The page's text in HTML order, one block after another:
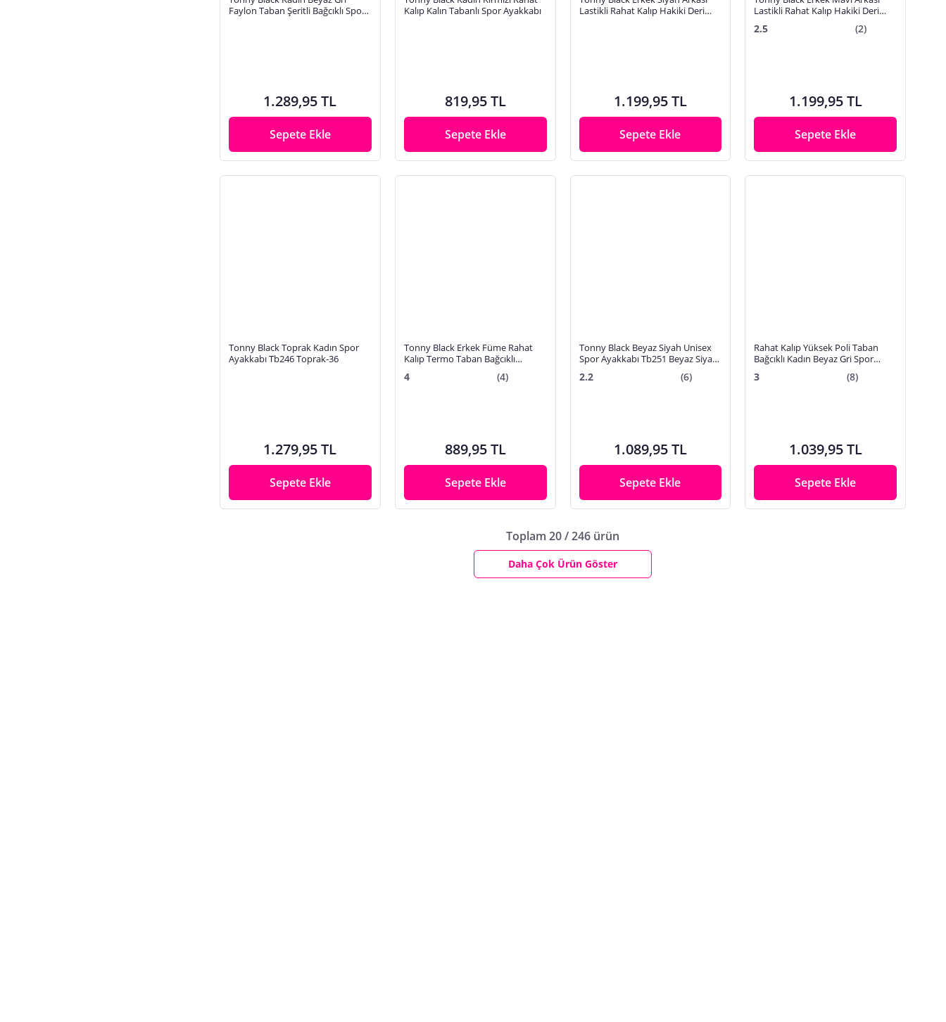
Faylon Taban Şeritli Bağcıklı Spor
1.289,95 TL
Sepete Ekle
Kalıp Kalın Tabanlı Spor Ayakkabı
819,95 TL
Sepete Ekle
Lastikli Rahat Kalıp Hakiki Deri
1.199,95 TL
Sepete Ekle
Lastikli Rahat Kalıp Hakiki Deri
2.5 (2)
1.199,95 TL
Sepete Ekle
Tonny Black Toprak Kadın Spor
Ayakkabı Tb246 Toprak-36
1.279,95 TL
Sepete Ekle
Tonny Black Erkek Füme Rahat
Kalıp Termo Taban Bağcıklı
4 (4)
889,95 TL
Sepete Ekle
Tonny Black Beyaz Siyah Unisex
Spor Ayakkabı Tb251 Beyaz Siyah-
2.2 (6)
1.089,95 TL
Sepete Ekle
Rahat Kalıp Yüksek Poli Taban
Bağcıklı Kadın Beyaz Gri Spor
3 (8)
1.039,95 TL
Sepete Ekle
Toplam 20 / 246 ürün
Daha Çok Ürün Göster